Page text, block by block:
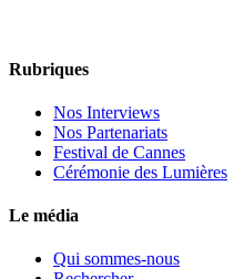
Rubriques
Nos Interviews
Nos Partenariats
Festival de Cannes
Cérémonie des Lumières
Le média
Qui sommes-nous